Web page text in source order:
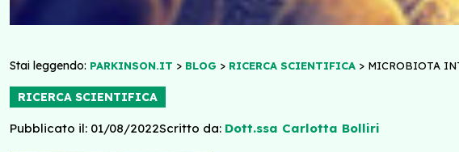
Stai leggendo: PARKINSON.IT > BLOG > RICERCA SCIENTIFICA > MICROBIOTA
RICERCA SCIENTIFICA
Pubblicato il: 01/08/2022Scritto da: Dott.ssa Carlotta Bolliri